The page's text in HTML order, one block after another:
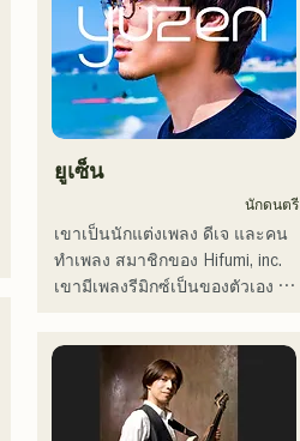
สมาชิกวง meow, ยูยะ ซูเอฮิโร
(กีตาร์) จาก the perfect me และ
เอส0. (แบนัส) จาก xanadoo
[ซิงเกิลใหม่]
เพลงใหม่ของพวกเขา "The World
is Love" จะวางจำหน่ายในวันที่
ประเทศ
ลองฟังเพลงสนุกๆ ที่สร้างจาก
นวนิยายของพวกเขาดูสิ!
ยูเซ็น
นักดนตรี
เขาเป็นนักแต่งเพลง ดีเจ และคน
ทำเพลง สมาชิกของ Hifumi, inc.
เขามีเพลงรีมิกซ์เป็นของตัวเอง
ของเขาประกอบกับทักษะดีเจที่
แข็งแกร่ง ได้รับการยกย่องอย่าง